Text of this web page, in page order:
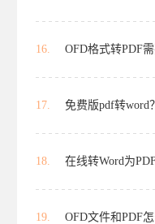
16. OFD格式转PDF需
17. 免费版pdf转word
18. 在线转Word为PDF
19. OFD文件和PDF怎